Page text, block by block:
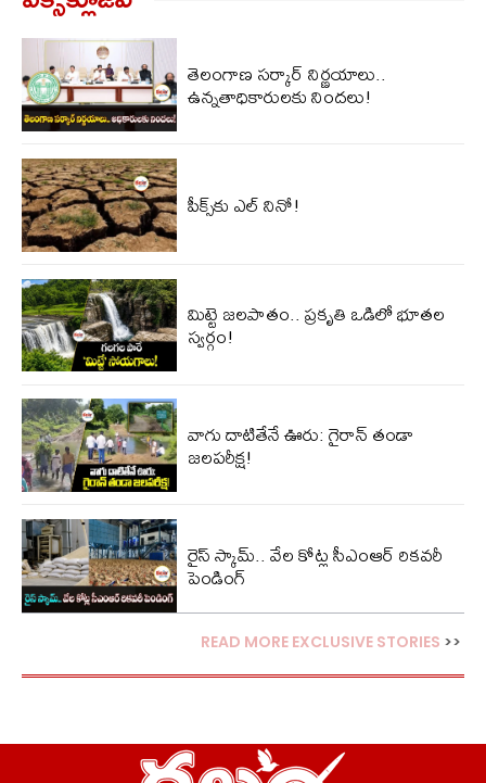
తెలంగాణ సర్కార్ నిర్ణయాలు..
ఉన్నతాధికారులకు నిందలు!
పీక్స్‌కు ఎల్‌ నినో!
మిట్టె జలపాతం.. ప్రకృతి ఒడిలో భూతల
స్వర్గం!
వాగు దాటితేనే ఊరు: గైరాన్ తండా
జలపరీక్ష!
రైస్ స్కామ్.. వేల కోట్ల‌ సీఎంఆర్ రికవరీ
పెండింగ్
READ MORE EXCLUSIVE STORIES >>